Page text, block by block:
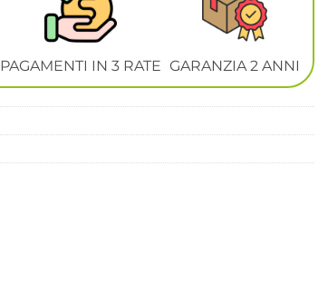
PAGAMENTI IN 3 RATE GARANZIA 2 ANNI